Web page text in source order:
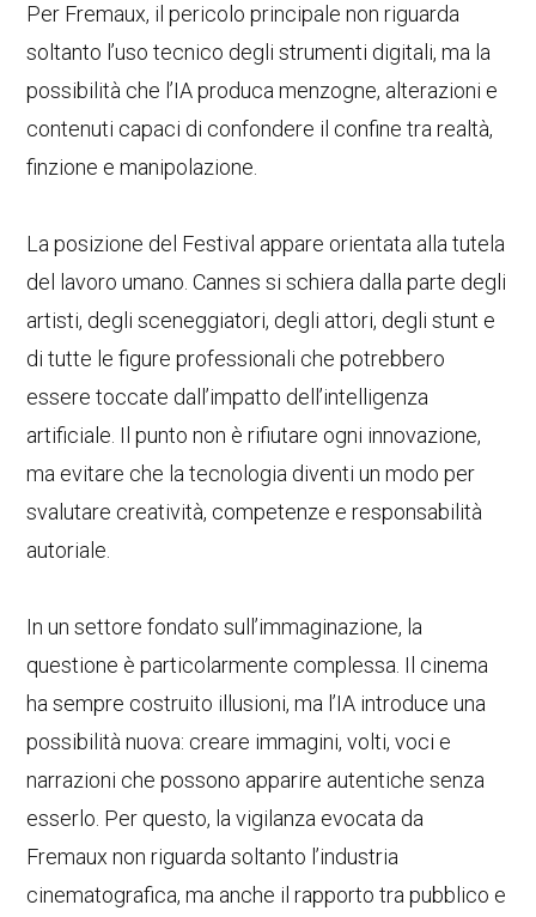
Per Fremaux, il pericolo principale non riguarda
soltanto l’uso tecnico degli strumenti digitali, ma la
possibilità che l’IA produca menzogne, alterazioni e
contenuti capaci di confondere il confine tra realtà,
finzione e manipolazione.
La posizione del Festival appare orientata alla tutela
del lavoro umano. Cannes si schiera dalla parte degli
artisti, degli sceneggiatori, degli attori, degli stunt e
di tutte le figure professionali che potrebbero
essere toccate dall’impatto dell’intelligenza
artificiale. Il punto non è rifiutare ogni innovazione,
ma evitare che la tecnologia diventi un modo per
svalutare creatività, competenze e responsabilità
autoriale.
In un settore fondato sull’immaginazione, la
questione è particolarmente complessa. Il cinema
ha sempre costruito illusioni, ma l’IA introduce una
possibilità nuova: creare immagini, volti, voci e
narrazioni che possono apparire autentiche senza
esserlo. Per questo, la vigilanza evocata da
Fremaux non riguarda soltanto l’industria
cinematografica, ma anche il rapporto tra pubblico e